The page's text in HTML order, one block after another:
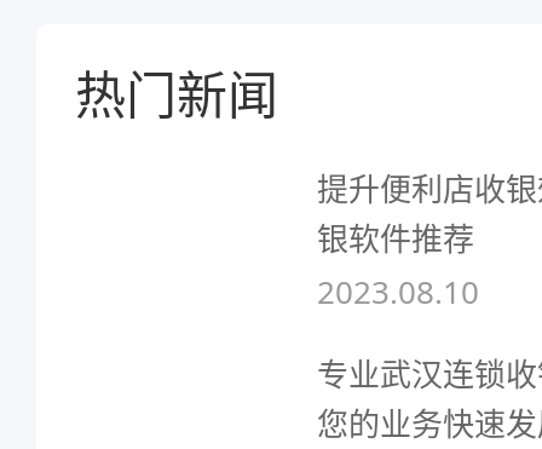
热门新闻
提升便利店收
银软件推荐
2023.08.10
专业武汉连锁
您的业务快速